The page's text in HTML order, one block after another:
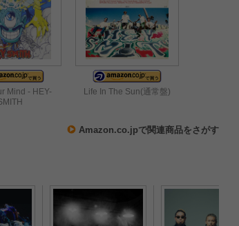
Mind - HEY-
Life In The Sun(通常盤)
Amazon.co.jpで関連商品をさがす